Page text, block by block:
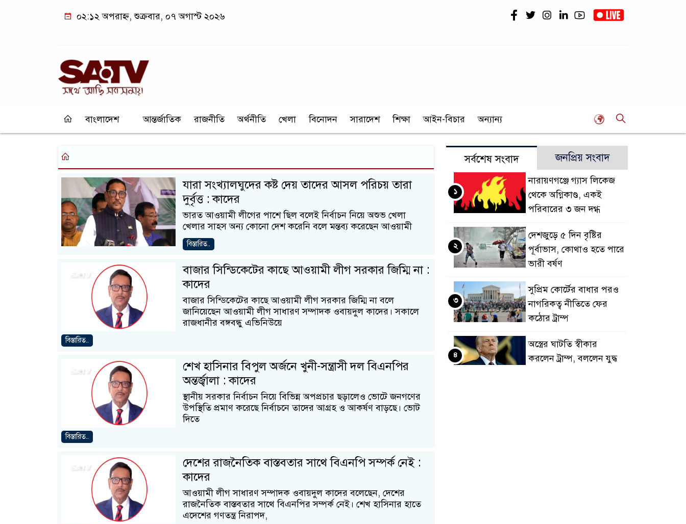
০২:১২ অপরাহ্ন, শুক্রবার, ০৭ অগাস্ট ২০২৬
বাংলাদেশ আন্তর্জাতিক রাজনীতি অর্থনীতি খেলা বিনোদন সারাদেশ শিক্ষা আইন-বিচার অন্যান্য
যারা সংখ্যালঘুদের কষ্ট দেয় তাদের আসল পরিচয় তারা
দুর্বৃত্ত : কাদের
ভারত আওয়ামী লীগের পাশে ছিল বলেই নির্বাচন নিয়ে অশুভ খেলা
খেলার সাহস অন্য কোনো দেশ করেনি বলে মন্তব্য করেছেন আওয়ামী
বিস্তারিত..
বাজার সিন্ডিকেটের কাছে আওয়ামী লীগ সরকার জিম্মি না :
কাদের
বাজার সিন্ডিকেটের কাছে আওয়ামী লীগ সরকার জিম্মি না বলে
জানিয়েছেন আওয়ামী লীগ সাধারণ সম্পাদক ওবায়দুল কাদের। সকালে
রাজধানীর বঙ্গবন্ধু এভিনিউয়ে
বিস্তারিত..
শেখ হাসিনার বিপুল অর্জনে খুনী-সন্ত্রাসী দল বিএনপির
অন্তর্জ্বালা : কাদের
স্থানীয় সরকার নির্বাচন নিয়ে বিভিন্ন অপপ্রচার ছড়ালেও ভোটে জনগণের
উপস্থিতি প্রমাণ করেছে নির্বাচনে তাদের আগ্রহ ও আকর্ষণ বাড়ছে। ভোট
দিতে
বিস্তারিত..
দেশের রাজনৈতিক বাস্তবতার সাথে বিএনপি সম্পর্ক নেই :
কাদের
আওয়ামী লীগ সাধারণ সম্পাদক ওবায়দুল কাদের বলেছেন, দেশের
রাজনৈতিক বাস্তবতার সাথে বিএনপির সম্পর্ক নেই। শেখ হাসিনার হাতে
এদেশের গণতন্ত্র নিরাপদ,
সর্বশেষ সংবাদ জনপ্রিয় সংবাদ
নারায়ণগঞ্জে গ্যাস লিকেজ
থেকে অগ্নিকাণ্ড, একই
পরিবারের ৩ জন দগ্ধ
১
দেশজুড়ে ৫ দিন বৃষ্টির
পূর্বাভাস, কোথাও হতে পারে
ভারী বর্ষণ
২
সুপ্রিম কোর্টের বাধার পরও
নাগরিকত্ব নীতিতে ফের
কঠোর ট্রাম্প
৩
অস্ত্রের ঘাটতি স্বীকার
করলেন ট্রাম্প, বললেন যুদ্ধ
৪